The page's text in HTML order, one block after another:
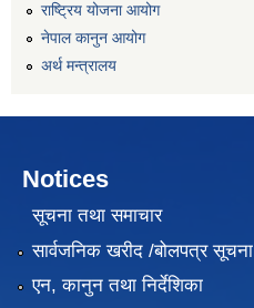
राष्ट्रिय योजना आयोग
नेपाल कानुन आयोग
अर्थ मन्त्रालय
Notices
सूचना तथा समाचार
सार्वजनिक खरीद /बोलपत्र सूचना
एन, कानुन तथा निर्देशिका